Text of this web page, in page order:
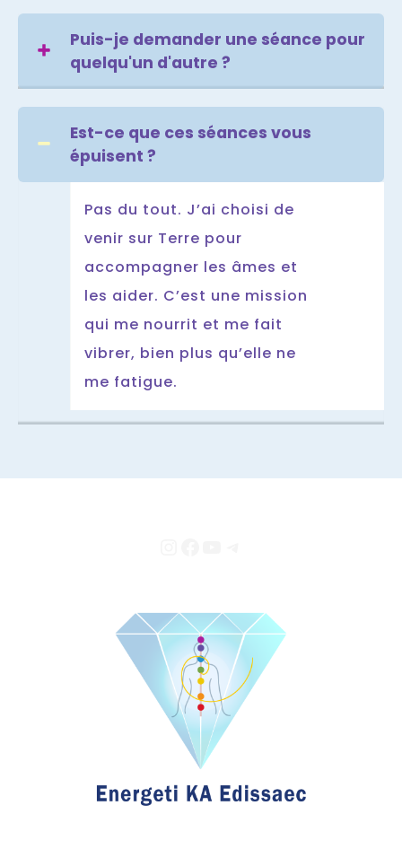
Puis-je demander une séance pour
quelqu'un d'autre ?
Est-ce que ces séances vous
épuisent ?
Pas du tout. J’ai choisi de
venir sur Terre pour
accompagner les âmes et
les aider. C’est une mission
qui me nourrit et me fait
vibrer, bien plus qu’elle ne
me fatigue.